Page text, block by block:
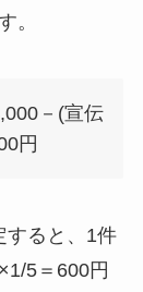
。
－(宣伝
円
すると、1件
5＝600円